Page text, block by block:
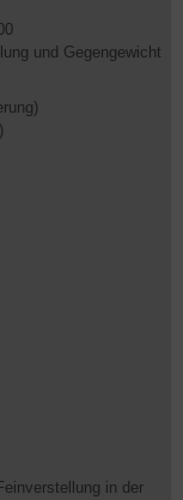
und Gegengewicht
in der